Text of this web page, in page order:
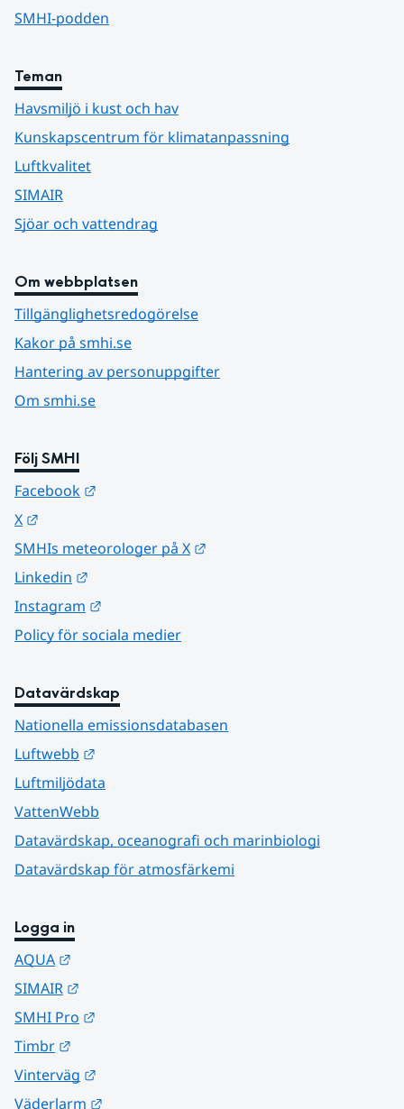
SMHI-podden
Teman
Havsmiljö i kust och hav
Kunskapscentrum för klimatanpassning
Luftkvalitet
SIMAIR
Sjöar och vattendrag
Om webbplatsen
Tillgänglighetsredogörelse
Kakor på smhi.se
Hantering av personuppgifter
Om smhi.se
Följ SMHI
Facebook
X
SMHIs meteorologer på X
Linkedin
Instagram
Policy för sociala medier
Datavärdskap
Nationella emissionsdatabasen
Luftwebb
Luftmiljödata
VattenWebb
Datavärdskap, oceanografi och marinbiologi
Datavärdskap för atmosfärkemi
Logga in
AQUA
SIMAIR
SMHI Pro
Timbr
Vinterväg
Väderlarm